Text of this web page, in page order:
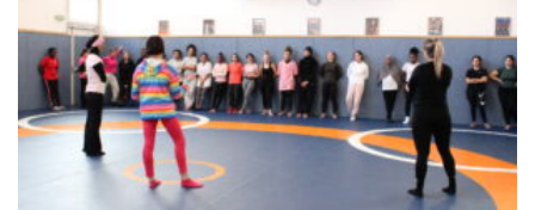
PARASPORTS
AIDE PÉDAGOGIQUE
LE RÉSEAU SPORTIF 94
CONTACTS